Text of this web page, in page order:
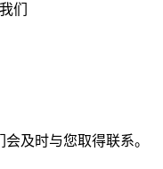
们
及时与您取得联系。